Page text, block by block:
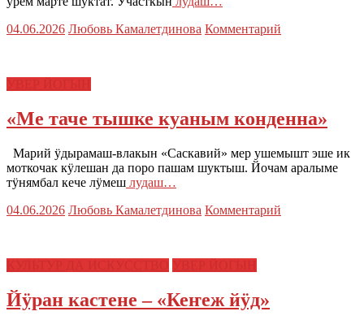
04.06.2026 Любовь Камалетдинова Комментарий
«Ме таче тышке куаным конденна»
Марий ӱдырамаш-влакын «Саскавий» мер ушемышт эше ик
моткочак кӱлешан да поро пашам шуктыш. Йочам аралыме
тӱнямбал кече лӱмеш лудаш…
04.06.2026 Любовь Камалетдинова Комментарий
Йӱран кастене – «Кеҥеж йӱд»